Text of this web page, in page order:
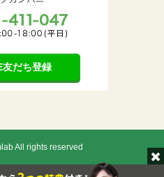
友だち登録
All rights reserved